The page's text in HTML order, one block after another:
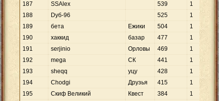
187
SSAlex 539
1
188
Dуб-96 525
1
189
бета Ежики 504
1
190
хаккид базар 477
1
191
serjinio Орловы 469
1
192
mega СК 441
1
193
sheqq уцу 428
1
194
Chodgi Друзья 415
1
195
Скиф Великий Квест 384
1